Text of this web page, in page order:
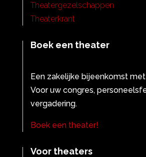
Theatergezelschappen
Theaterkrant
Boek een theater
Een zakelijke bijeenkomst
Voor uw congres,
vergadering.
Boek een theater!
Voor theaters